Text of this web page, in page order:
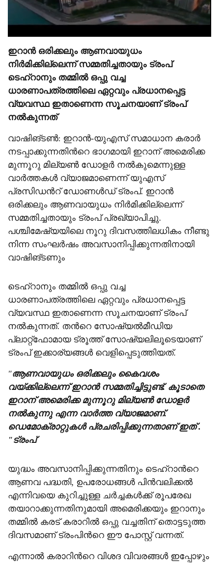
ഇറാൻ ഒരിക്കലും ആണവായുധം
നിർമിക്കില്ലെന്ന് സമ്മതിച്ചതായും ട്രംപ്
ടെഹ്റാനും തമ്മിൽ ഒപ്പു വച്ച
ധാരണാപത്രത്തിലെ ഏറ്റവും പ്രധാനപ്പെട്ട
വ്യവസ്ഥ ഇതാണെന്ന സൂചനയാണ് ട്രംപ്
നൽകുന്നത്
വാഷിങ്ടൺ: ഇറാൻ-യുഎസ് സമാധാന കരാർ
നടപ്പാക്കുന്നതിന്‍റെ ഭാഗമായി ഇറാന് അമെരിക്ക
മുന്നൂറു മില്യൺ ഡോളർ നൽകുമെന്നുള്ള
വാർത്തകൾ വ്യാജമാണെന്ന് യുഎസ്
പ്രസിഡന്‍റ് ഡോണൾഡ് ട്രംപ്. ഇറാൻ
ഒരിക്കലും ആണവായുധം നിർമിക്കില്ലെന്ന്
സമ്മതിച്ചതായും ട്രംപ് പ്രഖ്യാപിച്ചു.
പശ്ചിമേഷ്യയിലെ നൂറു ദിവസത്തിലധികം നീണ്ടു
നിന്ന സംഘർഷം അവസാനിപ്പിക്കുന്നതിനായി
വാഷിങ്ടണും
ടെഹ്റാനും തമ്മിൽ ഒപ്പു വച്ച
ധാരണാപത്രത്തിലെ ഏറ്റവും പ്രധാനപ്പെട്ട
വ്യവസ്ഥ ഇതാണെന്ന സൂചനയാണ് ട്രംപ്
നൽകുന്നത്. തന്‍റെ സോഷ്യൽമീഡിയ
പ്ലാറ്റ്ഫോമായ ട്രൂത്ത് സോഷ്യലിലൂടെയാണ്
ട്രംപ് ഇക്കാര്യങ്ങൾ വെളിപ്പെടുത്തിയത്.
"ആണവായുധം ഒരിക്കലും കൈവശം
വയ്ക്കില്ലെന്ന് ഇറാൻ സമ്മതിച്ചിട്ടുണ്ട്. കൂടാതെ
ഇറാന് അമെരിക്ക മുന്നൂറു മില്യൺ ഡോളർ
നൽകുന്നു എന്ന വാർത്ത വ്യാജമാണ്.
ഡെമോക്രാറ്റുകൾ പ്രചരിപ്പിക്കുന്നതാണ് ഇത് .
"ട്രംപ്
യുദ്ധം അവസാനിപ്പിക്കുന്നതിനും ടെഹ്റാന്‍റെ
ആണവ പദ്ധതി, ഉപരോധങ്ങൾ പിൻവലിക്കൽ
എന്നിവയെ കുറിച്ചുള്ള ചർച്ചകൾക്ക് രൂപരേഖ
തയാറാക്കുന്നതിനുമായി അമെരിക്കയും ഇറാനും
തമ്മിൽ കരട് കരാറിൽ ഒപ്പു വച്ചതിന് തൊട്ടടുത്ത
ദിവസമാണ് ട്രംപിന്‍റെ ഈ പോസ്റ്റ് വന്നത്.
എന്നാൽ കരാറിന്‍റെ വിശദ വിവരങ്ങൾ ഇപ്പോഴും